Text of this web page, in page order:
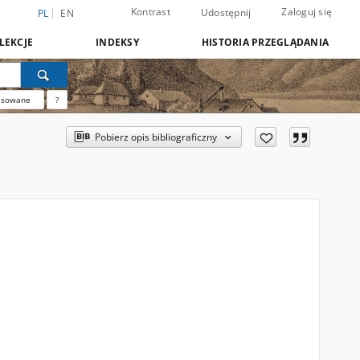
PL EN Kontrast Udostępnij Zaloguj się
INDEKSY HISTORIA PRZEGLĄDANIA
?
Pobierz opis bibliograficzny